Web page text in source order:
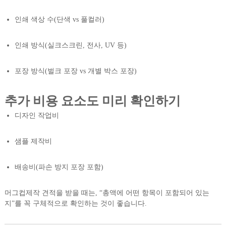
인쇄 색상 수(단색 vs 풀컬러)
인쇄 방식(실크스크린, 전사, UV 등)
포장 방식(벌크 포장 vs 개별 박스 포장)
추가 비용 요소도 미리 확인하기
디자인 작업비
샘플 제작비
배송비(파손 방지 포장 포함)
머그컵제작 견적을 받을 때는, “총액에 어떤 항목이 포함되어 있는
지”를 꼭 구체적으로 확인하는 것이 좋습니다.